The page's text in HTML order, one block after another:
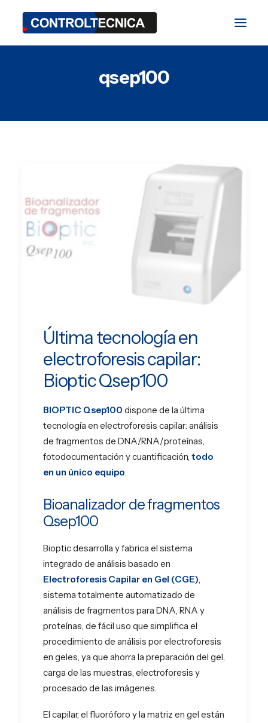
TEST Division
Fairs and Events
Contact
qsep100
Última tecnología en
electroforesis capilar:
Bioptic Qsep100
BIOPTIC Qsep100 dispone de la última
tecnología en electroforesis capilar: análisis
de fragmentos de DNA/RNA/proteínas,
fotodocumentación y cuantificación, todo
en un único equipo
Bioanalizador de fragmentos
Qsep100
Bioptic desarrolla y fabrica el sistema
integrado de análisis basado en
Electroforesis Capilar en Gel (CGE)
sistema totalmente automatizado de
análisis de fragmentos para DNA, RNA y
proteínas, de fácil uso que simplifica el
procedimiento de análisis por electroforesis
en geles, ya que ahorra la preparación del gel,
carga de las muestras, electroforesis y
procesado de las imágenes.
El capilar, el fluoróforo y la matriz en gel están